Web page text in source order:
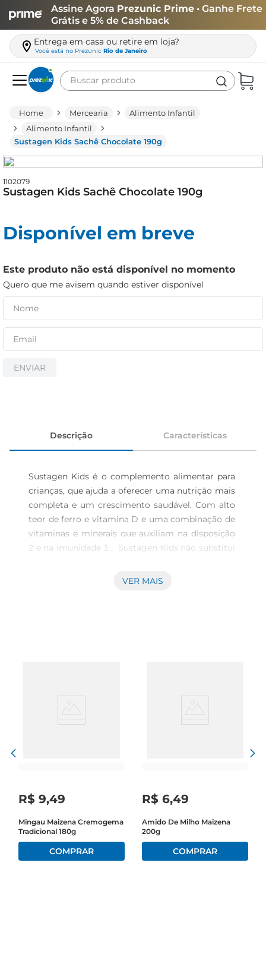
Assine Agora Prezunic Prime • Ganhe Frete
Grátis e 5% de Cashback
Entrega em casa ou retire em loja?
Você está no Prezunic Rio de Janeiro
Buscar produto
Mercearia
Alimento Infantil
Alimento Infantil
Sustagen Kids Sachê Chocolate 190g
1102079
Sustagen Kids Sachê Chocolate 190g
Disponível em breve
Este produto não está disponível no momento
Quero que me avisem quando estiver disponível
ENVIAR
Descrição Características
Sustagen Kids é o complemento alimentar para
crianças, que ajuda a oferecer uma nutrição mais
completa e um crescimento saudável. Com alto
teor de ferro e vitamina D e uma combinação de
vitaminas e minerais que auxiliam na disposição
2 e na imunidade 3 .  Sustagen Kids não substitui
consumo deve estar associado a uma dieta
VER MAIS
R$ 9,49
Mingau Maizena Cremogema
Tradicional 180g
R$ 6,49
Amido De Milho Maizena
200g
leite
queijo
biscoito
cerveja
iogurte
papel higiênico